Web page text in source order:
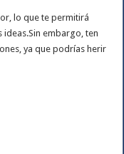
lo que te permitirá
embargo, ten
ya que podrías herir